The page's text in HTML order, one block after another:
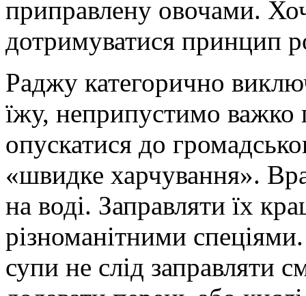
приправлену овочами.
дотримуватися принцип
Раджу категорично
їжу, неприпустимо важко
опускатися до
«швидке харчування».
на воді. Заправляти їх
різноманітними
супи не слід заправляти